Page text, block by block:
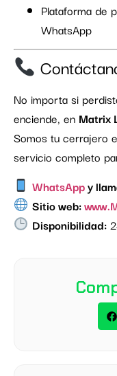
Plataforma de
WhatsApp
No importa si
enciende, en Matrix
Somos tu cerrajero
servicio completo
WhatsAppy
Sitio web:
Disponibilidad: